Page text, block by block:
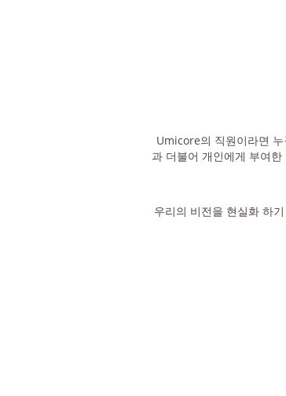
Umicore의 직원이라면
과 더불어 개인에게 부여
우리의 비전을 현실화 하